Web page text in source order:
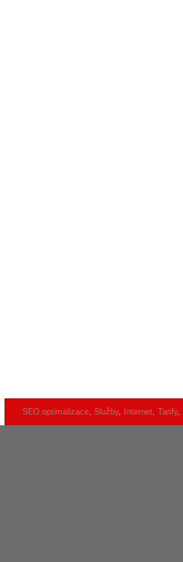
SEO optimalizace, Služby, Internet, Tarify,